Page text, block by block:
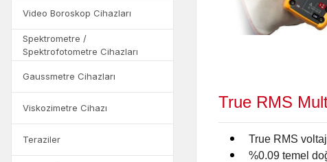
Video Boroskop Cihazları
Spektrometre /
Spektrofotometre Cihazları
Gaussmetre Cihazları
Viskozimetre Cihazı
Teraziler
True RMS
True RMS
%0.09 temel